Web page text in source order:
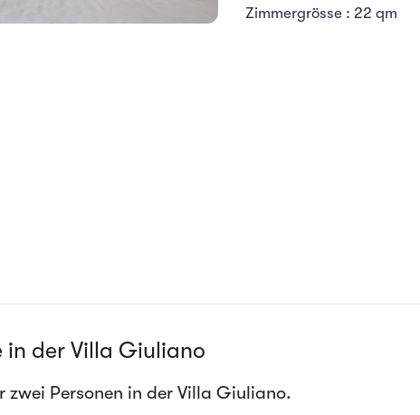
Zimmergrösse : 22 qm
in der Villa Giuliano
zwei Personen in der Villa Giuliano.